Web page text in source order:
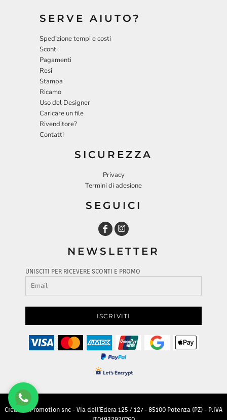
SERVE AIUTO?
Spedizione tempi e costi
Sconti
Pagamenti
Resi
Stampa
Ricamo
Uso del Designer
Caricare un file
Rivenditore?
Contatti
SICUREZZA
Privacy
Termini di adesione
SEGUICI
NEWSLETTER
UNISCITI PER RICEVERE SCONTI E PROMO
ISCRIVITI
Creative Promotion snc - Via dell'Edera 125 / 127 - 85100 Potenza (PZ) - P.IVA